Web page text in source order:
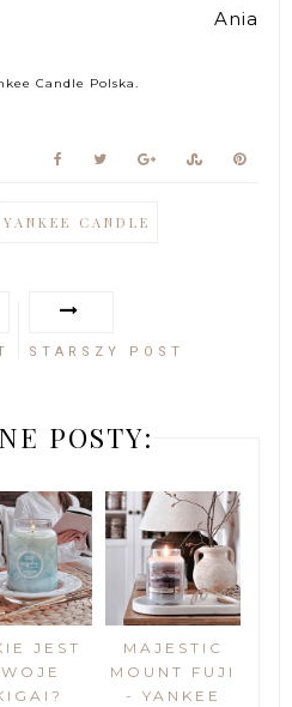
Ania
Candle Polska.
YANKEE CANDLE
STARSZY POST
POSTY:
JEST
MAJESTIC
MOUNT FUJI
- YANKEE